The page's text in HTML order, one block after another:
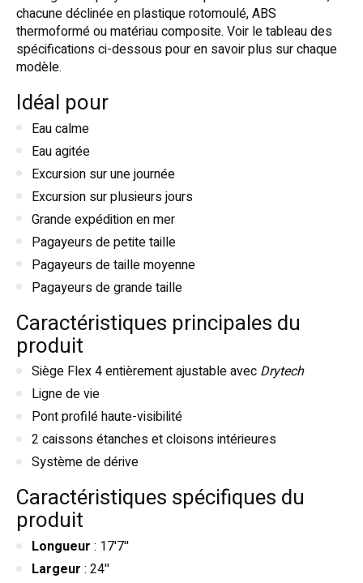
chacune déclinée en plastique rotomoulé, ABS
thermoformé ou matériau composite. Voir le tableau des
spécifications ci-dessous pour en savoir plus sur chaque
modèle.
Idéal pour
Eau calme
Eau agitée
Excursion sur une journée
Excursion sur plusieurs jours
Grande expédition en mer
Pagayeurs de petite taille
Pagayeurs de taille moyenne
Pagayeurs de grande taille
Caractéristiques principales du
produit
Siège Flex 4 entièrement ajustable avec Drytech
Ligne de vie
Pont profilé haute-visibilité
2 caissons étanches et cloisons intérieures
Système de dérive
Caractéristiques spécifiques du
produit
Longueur : 17'7''
Largeur : 24''